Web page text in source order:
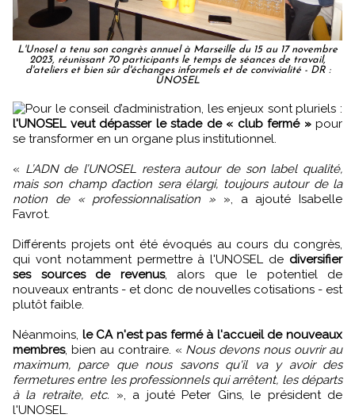
L'Unosel a tenu son congrès annuel à Marseille du 15 au 17 novembre
2023, réunissant 70 participants le temps de séances de travail,
d'ateliers et bien sûr d'échanges informels et de convivialité - DR :
UNOSEL
Pour le conseil d’administration, les enjeux sont pluriels :
l'UNOSEL veut dépasser le stade de « club fermé »pour
se transformer en un organe plus institutionnel.
« L’ADN de l’UNOSEL restera autour de son label qualité,
mais son champ d’action sera élargi, toujours autour de la
notion de « professionnalisation » », a ajouté Isabelle
Favrot.
Différents projets ont été évoqués au cours du congrès,
qui vont notamment permettre à l'UNOSEL de diversifier
ses sources de revenus, alors que le potentiel de
nouveaux entrants - et donc de nouvelles cotisations - est
plutôt faible.
Néanmoins, le CA n'est pas fermé à l'accueil de nouveaux
membres, bien au contraire. « Nous devons nous ouvrir au
maximum, parce que nous savons qu'il va y avoir des
fermetures entre les professionnels qui arrêtent, les départs
à la retraite, etc. », a jouté Peter Gins, le président de
l'UNOSEL.